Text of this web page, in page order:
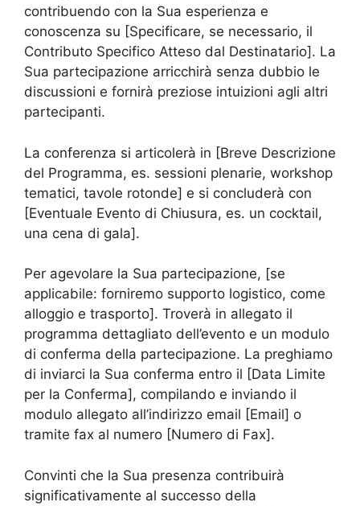
contribuendo con la Sua esperienza e
conoscenza su [Specificare, se necessario, il
Contributo Specifico Atteso dal Destinatario]. La
Sua partecipazione arricchirà senza dubbio le
discussioni e fornirà preziose intuizioni agli altri
partecipanti.
La conferenza si articolerà in [Breve Descrizione
del Programma, es. sessioni plenarie, workshop
tematici, tavole rotonde] e si concluderà con
[Eventuale Evento di Chiusura, es. un cocktail,
una cena di gala].
Per agevolare la Sua partecipazione, [se
applicabile: forniremo supporto logistico, come
alloggio e trasporto]. Troverà in allegato il
programma dettagliato dell’evento e un modulo
di conferma della partecipazione. La preghiamo
di inviarci la Sua conferma entro il [Data Limite
per la Conferma], compilando e inviando il
modulo allegato all’indirizzo email [Email] o
tramite fax al numero [Numero di Fax].
Convinti che la Sua presenza contribuirà
significativamente al successo della